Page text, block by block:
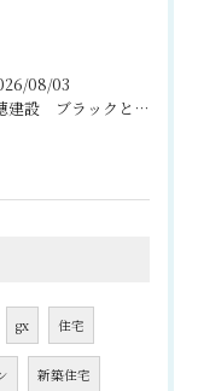
08/03
#生穂建設 ブラックとグレーのコントラストがスタイリッシュな...
gx 住宅
新築住宅